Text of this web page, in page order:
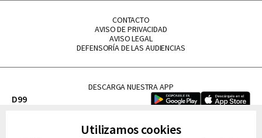
CONTACTO
AVISO DE PRIVACIDAD
AVISO LEGAL
DEFENSORÍA DE LAS AUDIENCIAS
DESCARGA NUESTRA APP
D99
Utilizamos cookies